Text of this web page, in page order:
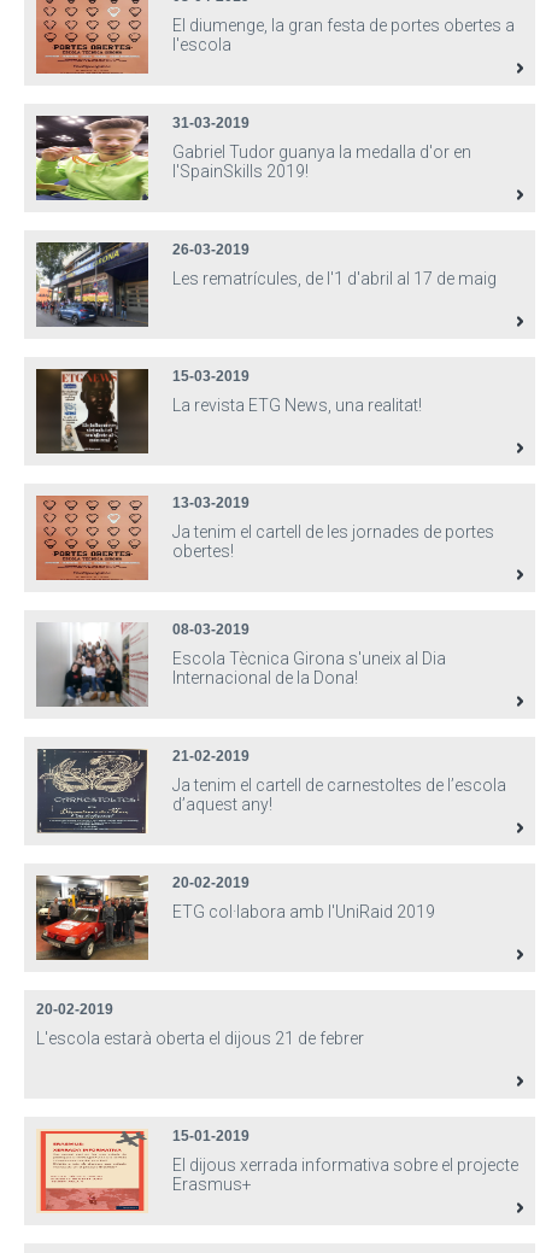
El diumenge, la gran festa de portes obertes a
l'escola
31-03-2019
Gabriel Tudor guanya la medalla d'or en
l'SpainSkills 2019!
26-03-2019
Les rematrícules, de l'1 d'abril al 17 de maig
15-03-2019
La revista ETG News, una realitat!
13-03-2019
Ja tenim el cartell de les jornades de portes
obertes!
08-03-2019
Escola Tècnica Girona s'uneix al Dia
Internacional de la Dona!
21-02-2019
Ja tenim el cartell de carnestoltes de l’escola
d’aquest any!
20-02-2019
ETG col·labora amb l'UniRaid 2019
20-02-2019
L'escola estarà oberta el dijous 21 de febrer
15-01-2019
El dijous xerrada informativa sobre el projecte
Erasmus+